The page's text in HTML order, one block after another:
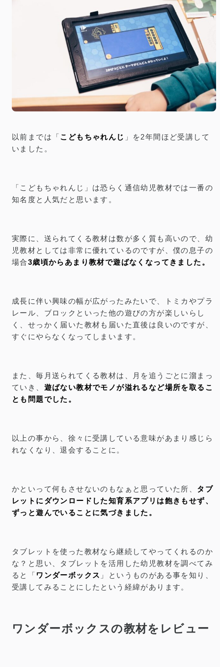
以前までは「こどもちゃれんじ 」を2年間ほど受講して
いました。
「こどもちゃれんじ」は恐らく通信幼児教材では一番の
知名度と人気だと思います。
実際に、送られてくる教材は数が多く質も高いので、幼
児教材としては非常に優れているのですが、僕の息子の
場合3歳頃からあまり教材で遊ばなくなってきました。
成長に伴い興味の幅が広がったみたいで、トミカやプラ
レール、ブロックといった他の遊びの方が楽しいらし
く、せっかく届いた教材も届いた直後は良いのですが、
すぐにやらなくなってしまいます。
また、毎月送られてくる教材は、月を追うごとに溜まっ
ていき、 遊ばない教材でモノが溢れるなど場所を取るこ
とも問題でした。
以上の事から、徐々に受講している意味があまり感じら
れなくなり、退会することに。
かといって何もさせないのもなぁと思っていた所、 タブ
レットにダウンロードした知育系アプリは飽きもせず、
ずっと遊んでいることに気づきました。
タブレットを使った教材なら継続してやってくれるのか
な？と思い、タブレットを活用した幼児教材を調べてみ
ると「 ワンダーボックス 」というものがある事を知り、
受講してみることにしたという経緯があります。
ワンダーボックスの教材をレビュー